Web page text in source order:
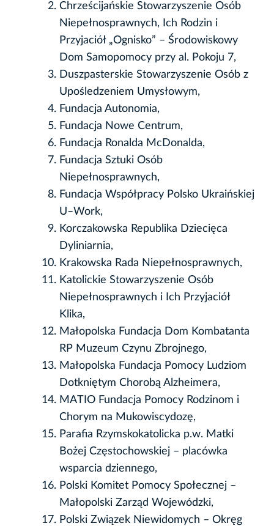
Chrześcijańskie Stowarzyszenie Osób
Niepełnosprawnych, Ich Rodzin i
Przyjaciół „Ognisko” – Środowiskowy
Dom Samopomocy przy al. Pokoju 7,
Duszpasterskie Stowarzyszenie Osób z
Upośledzeniem Umysłowym,
Fundacja Autonomia,
Fundacja Nowe Centrum,
Fundacja Ronalda McDonalda,
Fundacja Sztuki Osób
Niepełnosprawnych,
Fundacja Współpracy Polsko Ukraińskiej
U–Work,
Korczakowska Republika Dziecięca
Dyliniarnia,
Krakowska Rada Niepełnosprawnych,
Katolickie Stowarzyszenie Osób
Niepełnosprawnych i Ich Przyjaciół
Klika,
Małopolska Fundacja Dom Kombatanta
RP Muzeum Czynu Zbrojnego,
Małopolska Fundacja Pomocy Ludziom
Dotkniętym Chorobą Alzheimera,
MATIO Fundacja Pomocy Rodzinom i
Chorym na Mukowiscydozę,
Parafia Rzymskokatolicka p.w. Matki
Bożej Częstochowskiej – placówka
wsparcia dziennego,
Polski Komitet Pomocy Społecznej –
Małopolski Zarząd Wojewódzki,
Polski Związek Niewidomych – Okręg